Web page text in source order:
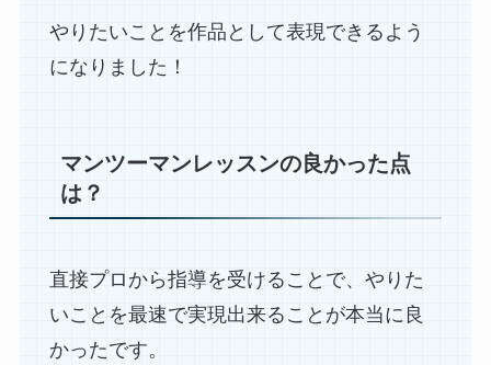
やりたいことを作品として表現できるよう
になりました！
マンツーマンレッスンの良かった点
は？
直接プロから指導を受けることで、やりた
いことを最速で実現出来ることが本当に良
かったです。